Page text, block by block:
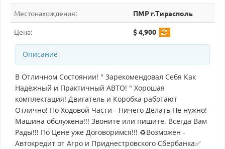
Местонахождения: ПМР г.Тирасполь
Цена: $ 4,900
Описание
В Отличном Состоянии! " Зарекомендовал Себя Как
Надёжный и Практичный АВТО! " Хорошая
комплектация! Двигатель и Коробка работают
Отлично! По Ходовой Части - Ничего Делать Не нужно!
Машина обслужена!!! Звоните или пишите. Всегда Вам
Рады!!! По Цене уже Договоримся!!! ♻Возможен -
Автокредит от Агро и Приднестровского Сбербанка✅